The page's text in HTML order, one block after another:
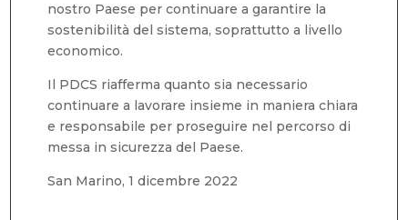
nostro Paese per continuare a garantire la
sostenibilità del sistema, soprattutto a livello
economico.
Il PDCS riafferma quanto sia necessario
continuare a lavorare insieme in maniera chiara
e responsabile per proseguire nel percorso di
messa in sicurezza del Paese.
San Marino, 1 dicembre 2022